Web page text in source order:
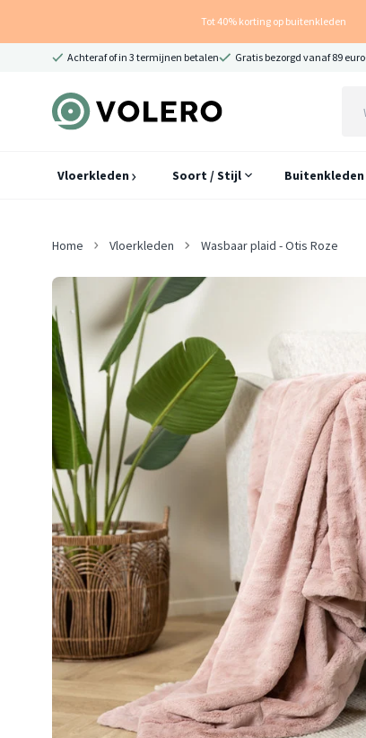
Tot 40% korting op buitenkleden
Achteraf of in 3 termijnen betalen Gratis bezorgd vanaf 89 euro
Vloerkleden Soort / Stijl Buitenkleden
Home Vloerkleden Wasbaar plaid - Otis Roze